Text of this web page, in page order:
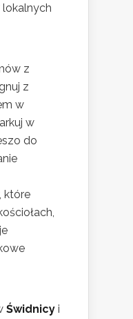
z
z
w
w
do
które
Świdnicy i